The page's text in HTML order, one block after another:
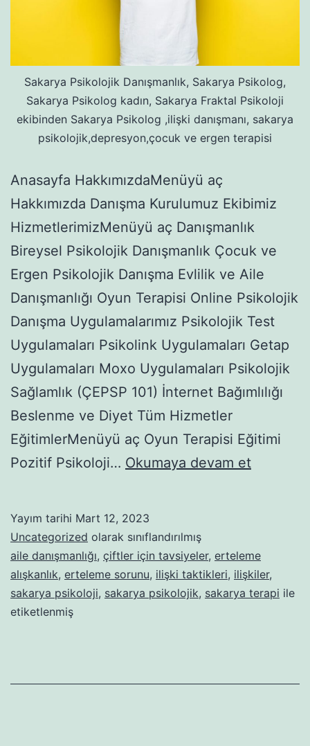
Sakarya Psikolojik Danışmanlık, Sakarya Psikolog,
Sakarya Psikolog kadın, Sakarya Fraktal Psikoloji
ekibinden Sakarya Psikolog ,ilişki danışmanı, sakarya
psikolojik,depresyon,çocuk ve ergen terapisi
Anasayfa HakkımızdaMenüyü aç
Hakkımızda Danışma Kurulumuz Ekibimiz
HizmetlerimizMenüyü aç Danışmanlık
Bireysel Psikolojik Danışmanlık Çocuk ve
Ergen Psikolojik Danışma Evlilik ve Aile
Danışmanlığı Oyun Terapisi Online Psikolojik
Danışma Uygulamalarımız Psikolojik Test
Uygulamaları Psikolink Uygulamaları Getap
Uygulamaları Moxo Uygulamaları Psikolojik
Sağlamlık (ÇEPSP 101) İnternet Bağımlılığı
Beslenme ve Diyet Tüm Hizmetler
EğitimlerMenüyü aç Oyun Terapisi Eğitimi
Pozitif Psikoloji… Okumaya devam et
BİR
ENGEL:
Yayım tarihi Mart 12, 2023
Uncategorized olarak sınıflandırılmış
aile danışmanlığı, çiftler için tavsiyeler, erteleme
alışkanlık, erteleme sorunu, ilişki taktikleri, ilişkiler,
sakarya psikoloji, sakarya psikolojik, sakarya terapi ile
etiketlenmiş